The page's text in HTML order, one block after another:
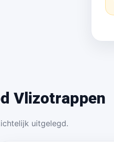
Vlizotrappen
uitgelegd.